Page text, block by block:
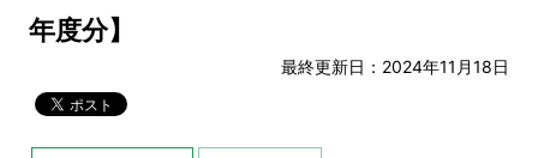
年度分】
最終更新日：2024年11月18日